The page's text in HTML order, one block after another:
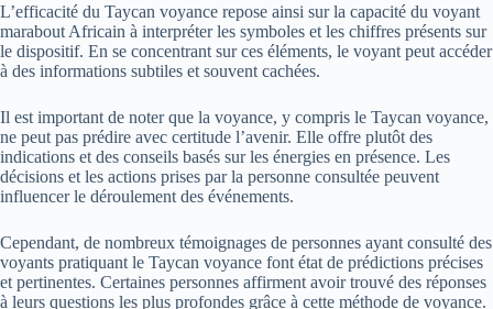
L’efficacité du Taycan voyance repose ainsi sur la capacité du voyant
marabout Africain à interpréter les symboles et les chiffres présents sur
le dispositif. En se concentrant sur ces éléments, le voyant peut accéder
à des informations subtiles et souvent cachées.
Il est important de noter que la voyance, y compris le Taycan voyance,
ne peut pas prédire avec certitude l’avenir. Elle offre plutôt des
indications et des conseils basés sur les énergies en présence. Les
décisions et les actions prises par la personne consultée peuvent
influencer le déroulement des événements.
Cependant, de nombreux témoignages de personnes ayant consulté des
voyants pratiquant le Taycan voyance font état de prédictions précises
et pertinentes. Certaines personnes affirment avoir trouvé des réponses
à leurs questions les plus profondes grâce à cette méthode de voyance.